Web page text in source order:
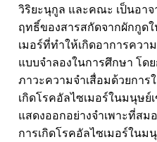
วิริยะนุกูล และคณะ เป็นอา
ฤทธิ์ของสารสกัดจากผักกูด
เมอร์ที่ทำให้เกิดอาการควา
แบบจำลองในการศึกษา โด
ภาวะความจำเสื่อมด้วยการ
เกิดโรคอัลไซเมอร์ในมนุษย์
แสดงออกอย่างจำเพาะที่สม
การเกิดโรคอัลไซเมอร์ในม